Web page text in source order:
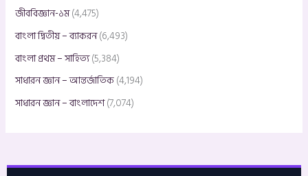
জীববিজ্ঞান-১ম(4,475)
বাংলা দ্বিতীয় – ব্যাকরন(6,493)
বাংলা প্রথম – সাহিত্য(5,384)
সাধারন জ্ঞান – আন্তর্জাতিক(4,194)
সাধারন জ্ঞান – বাংলাদেশ(7,074)